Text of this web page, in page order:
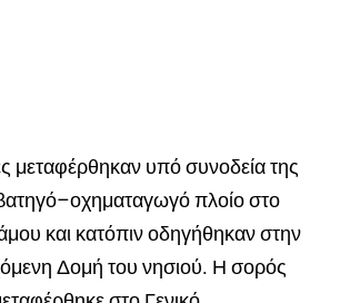
μεταφέρθηκαν υπό συνοδεία της
πλοίο στο
και κατόπιν οδηγήθηκαν στην
Δομή του νησιού. Η σορός